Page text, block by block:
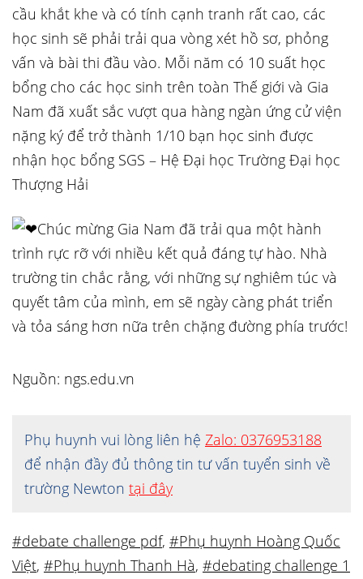
cầu khắt khe và có tính cạnh tranh rất cao, các
học sinh sẽ phải trải qua vòng xét hồ sơ, phỏng
vấn và bài thi đầu vào. Mỗi năm có 10 suất học
bổng cho các học sinh trên toàn Thế giới và Gia
Nam đã xuất sắc vượt qua hàng ngàn ứng cử viện
nặng ký để trở thành 1/10 bạn học sinh được
nhận học bổng SGS – Hệ Đại học Trường Đại học
Thượng Hải
Chúc mừng Gia Nam đã trải qua một hành
trình rực rỡ với nhiều kết quả đáng tự hào. Nhà
trường tin chắc rằng, với những sự nghiêm túc và
quyết tâm của mình, em sẽ ngày càng phát triển
và tỏa sáng hơn nữa trên chặng đường phía trước!
Nguồn: ngs.edu.vn
Phụ huynh vui lòng liên hệ Zalo: 0376953188
để nhận đầy đủ thông tin tư vấn tuyển sinh về
trường Newton tại đây
#debate challenge pdf, #Phụ huynh Hoàng Quốc
Việt, #Phụ huynh Thanh Hà, #debating challenge 1